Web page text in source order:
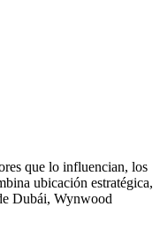
que lo influencian, los
ubicación estratégica,
Dubái, Wynwood